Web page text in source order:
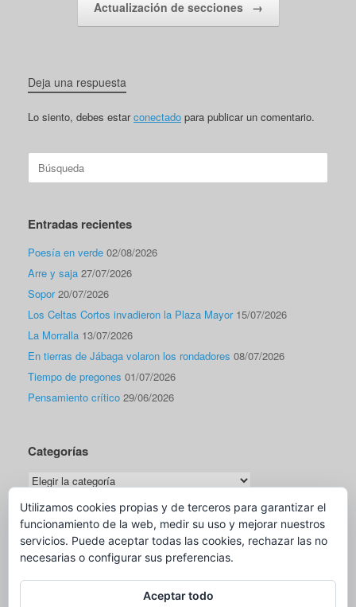
Actualización de secciones →
Deja una respuesta
Lo siento, debes estarconectado para publicar un comentario.
Buscar:
Entradas recientes
Poesía en verde 02/08/2026
Arre y saja 27/07/2026
Sopor 20/07/2026
Los Celtas Cortos invadieron la Plaza Mayor 15/07/2026
La Morralla 13/07/2026
En tierras de Jábaga volaron los rondadores 08/07/2026
Tiempo de pregones 01/07/2026
Pensamiento crítico 29/06/2026
Categorías
Categorías
Traductor
Utilizamos cookies propias y de terceros para garantizar el
funcionamiento de la web, medir su uso y mejorar nuestros
servicios. Puede aceptar todas las cookies, rechazar las no
necesarias o configurar sus preferencias.
Aceptar todo